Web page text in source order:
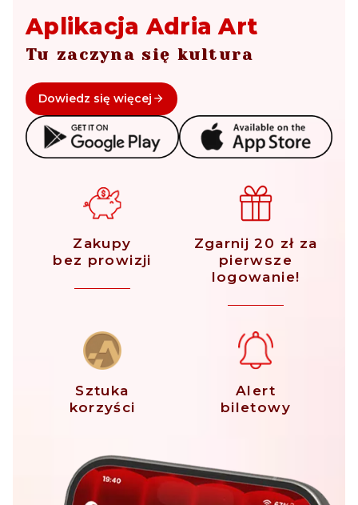
Aplikacja Adria Art
Tu zaczyna się kultura
Dowiedz się więcej
Zakupy
bez prowizji
Zgarnij 20 zł za
pierwsze
logowanie!
Sztuka
korzyści
Alert
biletowy